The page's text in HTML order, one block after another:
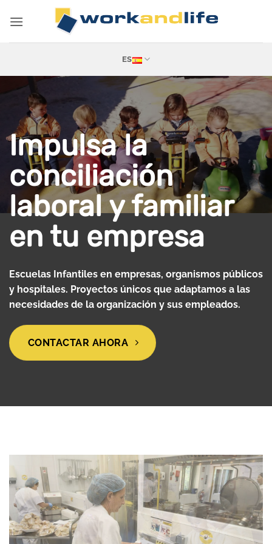
ES
Impulsa la
conciliación
laboral y familiar
en tu empresa
Escuelas Infantiles en empresas, organismos públicos
y hospitales. Proyectos únicos que adaptamos a las
necesidades de la organización y sus empleados.
CONTACTAR AHORA